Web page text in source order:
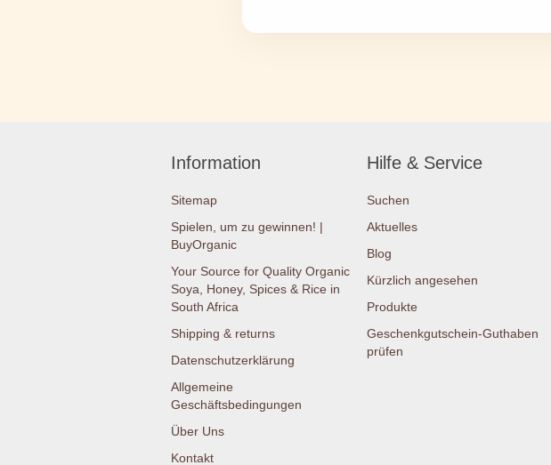
Information
Sitemap
Spielen, um zu gewinnen! |
BuyOrganic
Your Source for Quality Organic
Soya, Honey, Spices & Rice in
South Africa
Shipping & returns
Datenschutzerklärung
Allgemeine
Geschäftsbedingungen
Über Uns
Kontakt
Hilfe & Service
Suchen
Aktuelles
Blog
Kürzlich angesehen
Produkte
Geschenkgutschein-Guthaben
prüfen